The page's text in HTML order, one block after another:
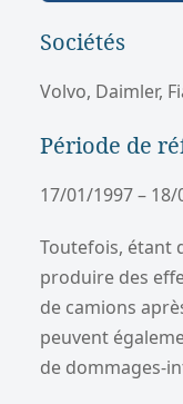
Sociétés
Volvo, Daimler,
Période de
17/01/1997 – 18/
Toutefois, étant
produire des
de camions
peuvent
de dommages-